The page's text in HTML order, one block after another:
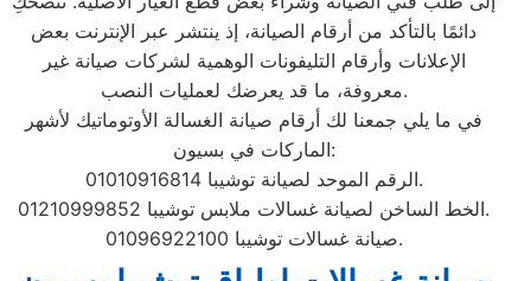
دائمًا بالتأكد من أرقام الصيانة، إذ ينتشر عبر الإنترنت بعض
الإعلانات وأرقام التليفونات الوهمية لشركات صيانة غير
معروفة، ما قد يعرضك لعمليات النصب.
في ما يلي جمعنا لك أرقام صيانة الغسالة الأوتوماتيك لأشهر
الماركات في بسيون:
الرقم الموحد لصيانة توشيبا 01010916814.
الخط الساخن لصيانة غسالات ملابس توشيبا 01210999852.
صيانة غسالات توشيبا 01096922100.